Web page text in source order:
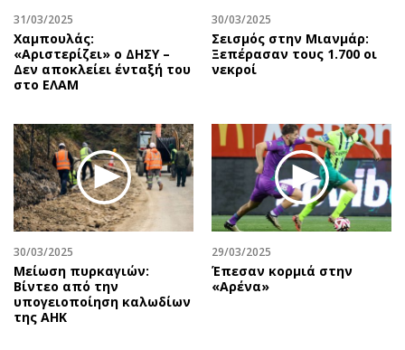
31/03/2025
Χαμπουλάς:
«Αριστερίζει» ο ΔΗΣΥ –
Δεν αποκλείει ένταξή του
στο ΕΛΑΜ
30/03/2025
Σεισμός στην Μιανμάρ:
Ξεπέρασαν τους 1.700 οι
νεκροί
30/03/2025
Μείωση πυρκαγιών:
Βίντεο από την
υπογειοποίηση καλωδίων
της ΑΗΚ
29/03/2025
Έπεσαν κορμιά στην
«Αρένα»